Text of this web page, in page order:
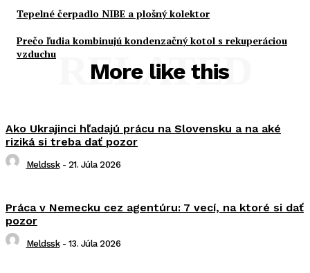
Tepelné čerpadlo NIBE a plošný kolektor
Prečo ľudia kombinujú kondenzačný kotol s rekuperáciou
vzduchu
More like this
RELATED
Ako Ukrajinci hľadajú prácu na Slovensku a na aké
riziká si treba dať pozor
Meldssk - 21. Júla 2026
Práca v Nemecku cez agentúru: 7 vecí, na ktoré si dať
pozor
Meldssk - 13. Júla 2026